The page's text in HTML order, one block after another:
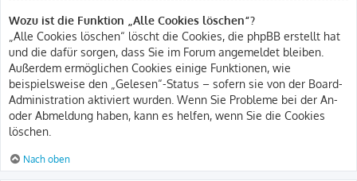
Wozu ist die Funktion „Alle Cookies löschen“?
„Alle Cookies löschen“ löscht die Cookies, die phpBB erstellt hat
und die dafür sorgen, dass Sie im Forum angemeldet bleiben.
Außerdem ermöglichen Cookies einige Funktionen, wie
beispielsweise den „Gelesen“-Status – sofern sie von der Board-
Administration aktiviert wurden. Wenn Sie Probleme bei der An-
oder Abmeldung haben, kann es helfen, wenn Sie die Cookies
löschen.
Nach oben